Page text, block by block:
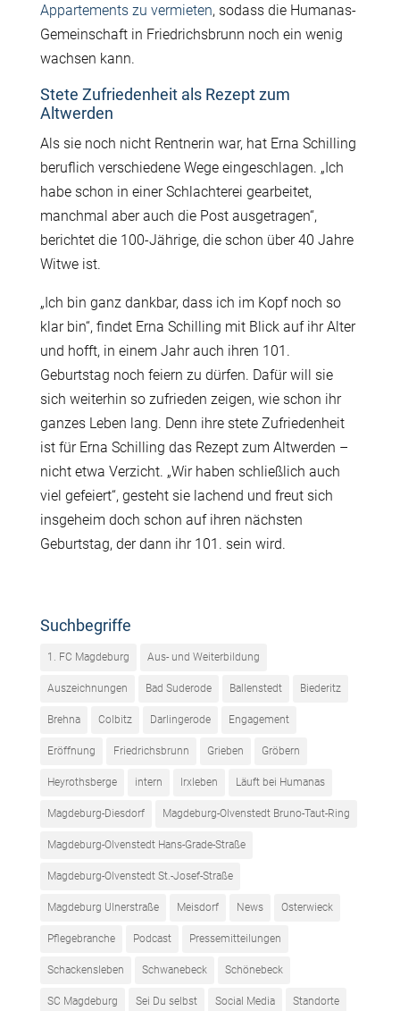
Appartements zu vermieten, sodass die Humanas-
Gemeinschaft in Friedrichsbrunn noch ein wenig
wachsen kann.
Stete Zufriedenheit als Rezept zum
Altwerden
Als sie noch nicht Rentnerin war, hat Erna Schilling
beruflich verschiedene Wege eingeschlagen. „Ich
habe schon in einer Schlachterei gearbeitet,
manchmal aber auch die Post ausgetragen“,
berichtet die 100-Jährige, die schon über 40 Jahre
Witwe ist.
„Ich bin ganz dankbar, dass ich im Kopf noch so
klar bin“, findet Erna Schilling mit Blick auf ihr Alter
und hofft, in einem Jahr auch ihren 101.
Geburtstag noch feiern zu dürfen. Dafür will sie
sich weiterhin so zufrieden zeigen, wie schon ihr
ganzes Leben lang. Denn ihre stete Zufriedenheit
ist für Erna Schilling das Rezept zum Altwerden –
nicht etwa Verzicht. „Wir haben schließlich auch
viel gefeiert“, gesteht sie lachend und freut sich
insgeheim doch schon auf ihren nächsten
Geburtstag, der dann ihr 101. sein wird.
Suchbegriffe
1. FC Magdeburg Aus- und Weiterbildung
Auszeichnungen Bad Suderode Ballenstedt Biederitz
Brehna Colbitz Darlingerode Engagement
Eröffnung Friedrichsbrunn Grieben Gröbern
Heyrothsberge intern Irxleben Läuft bei Humanas
Magdeburg-Diesdorf Magdeburg-Olvenstedt Bruno-Taut-Ring
Magdeburg-Olvenstedt Hans-Grade-Straße
Magdeburg-Olvenstedt St.-Josef-Straße
Magdeburg Ulnerstraße Meisdorf News Osterwieck
Pflegebranche Podcast Pressemitteilungen
Schackensleben Schwanebeck Schönebeck
SC Magdeburg Sei Du selbst Social Media Standorte